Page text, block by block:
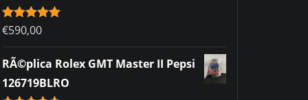
Rated5.00
out of 5
€590,00
RÃ©plica Rolex GMT Master II Pepsi
126719BLRO